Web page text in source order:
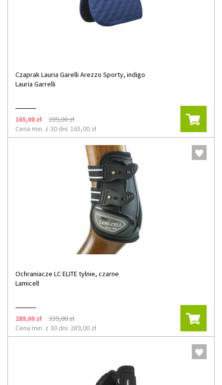
Czaprak Lauria Garelli Arezzo Sporty, indigo
Lauria Garrelli
165,00 zł
209,00 zł
Cena min. z 30 dni: 165,00 zł
Ochraniacze LC ELITE tylnie, czarne
Lamicell
289,00 zł
339,00 zł
Cena min. z 30 dni: 289,00 zł